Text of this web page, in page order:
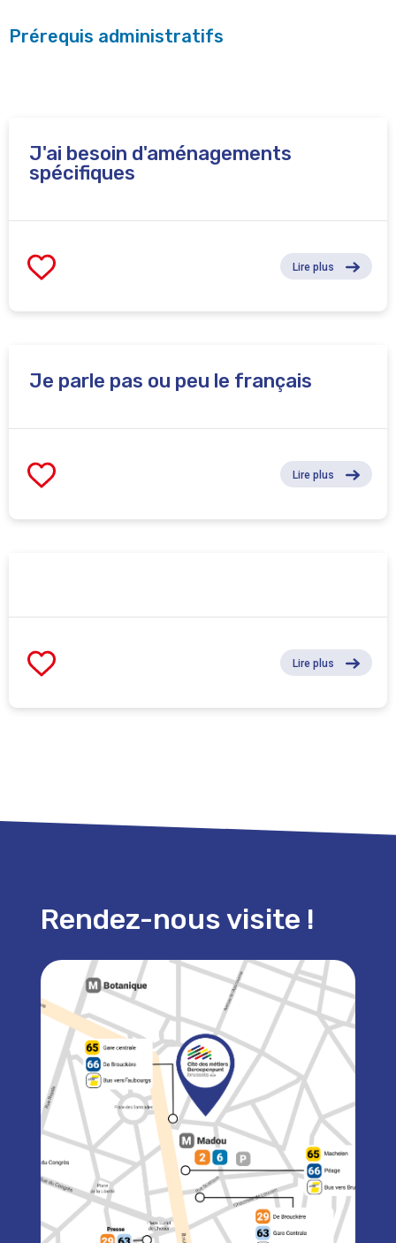
Prérequis administratifs
J'ai besoin d'aménagements
spécifiques
Lire plus
Je parle pas ou peu le français
Lire plus
Lire plus
Rendez-nous visite !